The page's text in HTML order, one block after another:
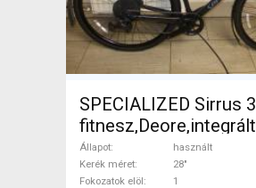
SPECIALIZED Sirrus
fitnesz,Deore,integrált
hajtás,11sp Trekking/
tárcsafék használt
Állapot
használt
Kerék méret
28"
Fokozatok elöl
1